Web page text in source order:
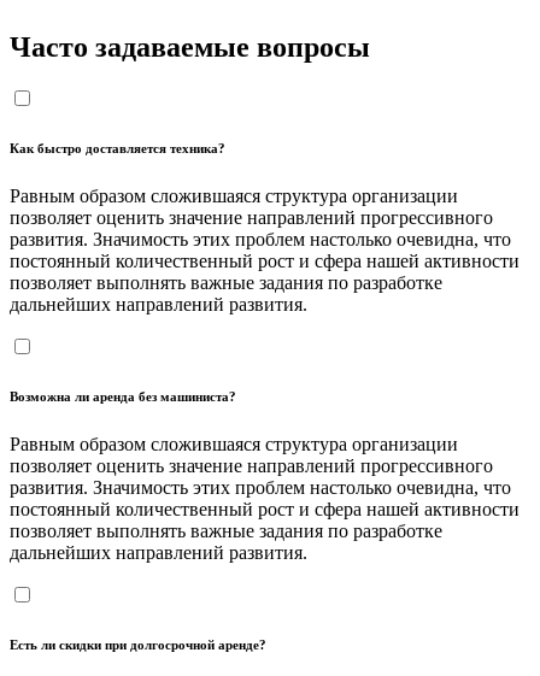
Часто задаваемые вопросы
Как быстро доставляется техника?
Равным образом сложившаяся структура организации
позволяет оценить значение направлений прогрессивного
развития. Значимость этих проблем настолько очевидна, что
постоянный количественный рост и сфера нашей активности
позволяет выполнять важные задания по разработке
дальнейших направлений развития.
Возможна ли аренда без машиниста?
Равным образом сложившаяся структура организации
позволяет оценить значение направлений прогрессивного
развития. Значимость этих проблем настолько очевидна, что
постоянный количественный рост и сфера нашей активности
позволяет выполнять важные задания по разработке
дальнейших направлений развития.
Есть ли скидки при долгосрочной аренде?